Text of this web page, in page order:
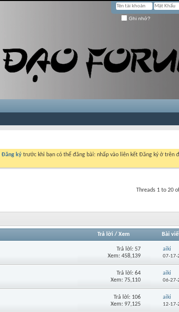
Ghi nhớ?
Đăng ký trước khi bạn có thể đăng bài: nhấp vào liên kết Đăng ký ở trên
Threads 1 to 20
Trả lời /Xem Bài
Trả lời:57
Xem: 458,139
aiki
07-17-
Trả lời:64
Xem: 75,110
aiki
06-27-
Trả lời: 106
Xem: 97,125
aiki
12-17-